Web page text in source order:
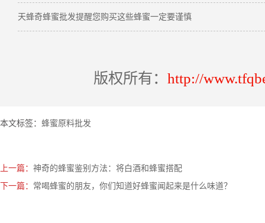
天蜂奇蜂蜜批发提醒您购买这些蜂蜜一定要谨慎
版权所有： http://
本文标签： 蜂蜜原料批发
上一篇： 神奇的蜂蜜鉴别方法：将白酒和蜂蜜搭配
下一篇： 常喝蜂蜜的朋友，你们知道好蜂蜜闻起来是什么味道？